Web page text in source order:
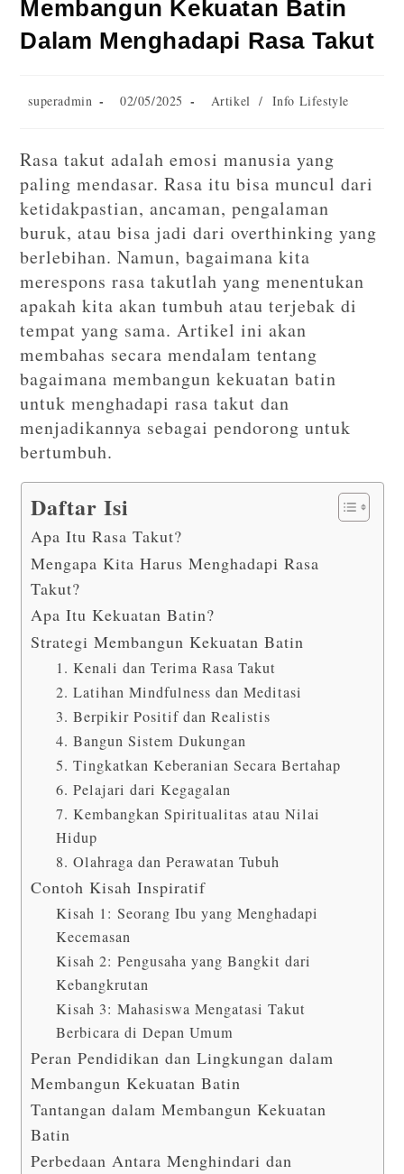
Membangun Kekuatan Batin
Dalam Menghadapi Rasa Takut
superadmin 02/05/2025 Artikel / Info Lifestyle
Rasa takut adalah emosi manusia yang
paling mendasar. Rasa itu bisa muncul dari
ketidakpastian, ancaman, pengalaman
buruk, atau bisa jadi dari overthinking yang
berlebihan. Namun, bagaimana kita
merespons rasa takutlah yang menentukan
apakah kita akan tumbuh atau terjebak di
tempat yang sama. Artikel ini akan
membahas secara mendalam tentang
bagaimana membangun kekuatan batin
untuk menghadapi rasa takut dan
menjadikannya sebagai pendorong untuk
bertumbuh.
Daftar Isi
Apa Itu Rasa Takut?
Mengapa Kita Harus Menghadapi Rasa
Takut?
Apa Itu Kekuatan Batin?
Strategi Membangun Kekuatan Batin
1. Kenali dan Terima Rasa Takut
2. Latihan Mindfulness dan Meditasi
3. Berpikir Positif dan Realistis
4. Bangun Sistem Dukungan
5. Tingkatkan Keberanian Secara Bertahap
6. Pelajari dari Kegagalan
7. Kembangkan Spiritualitas atau Nilai
Hidup
8. Olahraga dan Perawatan Tubuh
Contoh Kisah Inspiratif
Kisah 1: Seorang Ibu yang Menghadapi
Kecemasan
Kisah 2: Pengusaha yang Bangkit dari
Kebangkrutan
Kisah 3: Mahasiswa Mengatasi Takut
Berbicara di Depan Umum
Peran Pendidikan dan Lingkungan dalam
Membangun Kekuatan Batin
Tantangan dalam Membangun Kekuatan
Batin
Perbedaan Antara Menghindari dan